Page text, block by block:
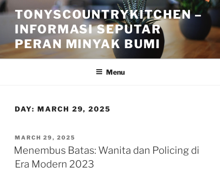
Skip
to
content
TONYSCOUNTRYKITCHEN –
INFORMASI SEPUTAR
PERAN MINYAK BUMI
Menu
DAY: MARCH 29, 2025
POSTED
ON
MARCH 29, 2025
Menembus Batas: Wanita dan Policing di
Era Modern 2023